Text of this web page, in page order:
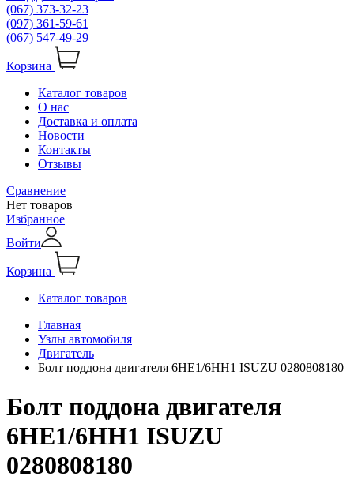
(067) 373-32-23
(097) 361-59-61
(067) 547-49-29
Корзина
Каталог товаров
О нас
Доставка и оплата
Новости
Контакты
Отзывы
Сравнение
Нет товаров
Избранное
Войти
Корзина
Каталог товаров
Главная
Узлы автомобиля
Двигатель
Болт поддона двигателя 6HE1/6HH1 ISUZU 0280808180
Болт поддона двигателя
6HE1/6HH1 ISUZU
0280808180